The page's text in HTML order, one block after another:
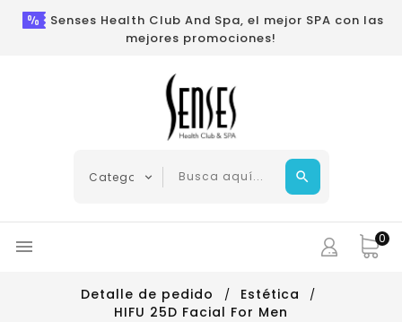
Senses Health Club And Spa, el mejor SPA con las
mejores promociones!
 0
Detalle de pedido
Estética
HIFU 25D Facial For Men